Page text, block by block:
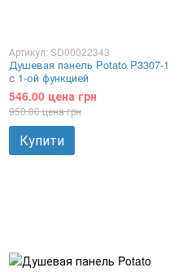
Артикул: SD00022343
Душевая панель Potato P3307-1
с 1-ой функцией
546.00 цена грн
950.00 цена грн
Купити